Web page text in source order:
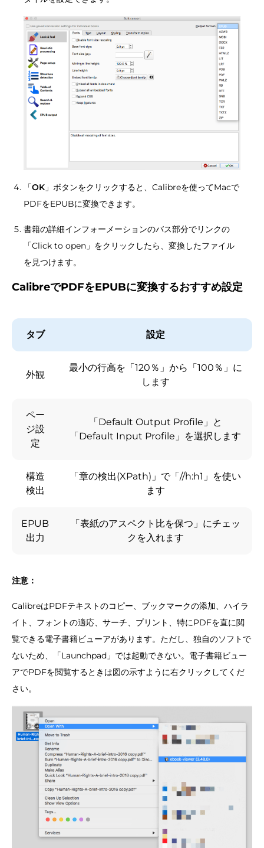
「OK 」ボタンをクリックすると、Calibreを使ってMacで
PDFをEPUBに変換できます。
書籍の詳細インフォーメーションのバス部分でリンクの
「Click to open」をクリックしたら、変換したファイル
を見つけます。
CalibreでPDFをEPUBに変換するおすすめ設定
タブ 設定
外観
最小の行高を「120％」から「100％」に
します
ペー
ジ設
定
「Default Output Profile」と
「Default Input Profile」を選択します
構造
検出
「章の検出(XPath)」で「//h:h1」を使い
ます
EPUB
出力
「表紙のアスペクト比を保つ」にチェッ
クを入れます
注意：
CalibreはPDFテキストのコピー、ブックマークの添加、ハイラ
イト、フォントの適応、サーチ、プリント、特にPDFを直に閲
覧できる電子書籍ビューアがあります。ただし、独自のソフトで
ないため、「Launchpad」では起動できない。電子書籍ビュー
アでPDFを閲覧するときは図の示すように右クリックしてくだ
さい。